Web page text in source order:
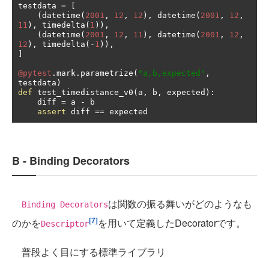
testdata =
( datetime ( 2001 , 12 , 12 ), datetime ( 2001 , 12 ,
11 ), timedelta ( 1 )),
( datetime ( 2001 , 12 , 11 ), datetime ( 2001 , 12 ,
12 ), timedelta (- 1 )),
@pytest . mark . parametrize ( "a,b,expected" ,
testdata )
def test_timedistance_v0 ( a , b , expected ):
    diff
= a -
b
assert diff == expected
B - Binding Decorators
Binding Decoratorsは関数の振る舞いがどのようなも
のかをDescriptor[7]を用いて定義したDecoratorです。
普段よく目にする標準ライブラリ